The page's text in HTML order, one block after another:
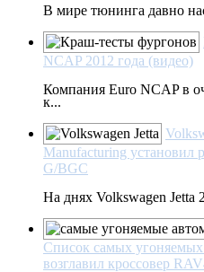
В мире тюнинга давно
NCAP 2012 года (видео)
Компания Euro NCAP в
к...
Manufacturing установил
G/BGC
На днях Volkswagen Jetta
Список самых
возглавил кроссовер